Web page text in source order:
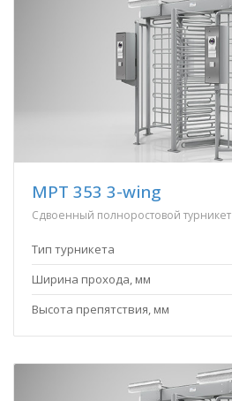
MPT 353 3-wing
Сдвоенный полноростовой турникет
Тип турникета
Ширина прохода, мм
Высота препятствия, мм